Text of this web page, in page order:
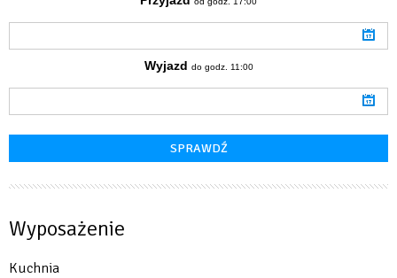
Wyjazd do godz. 11:00
Wyposażenie
Kuchnia